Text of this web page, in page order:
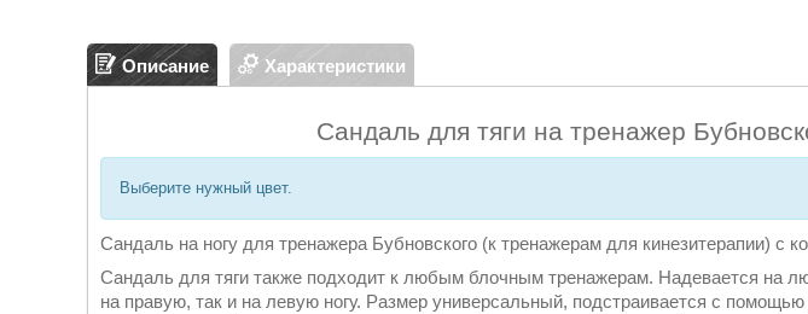
Описание Характеристики
Сандаль для тяги на тренажер
Выберите нужный цвет.
Сандаль на ногу для тренажера Бубновского (к тренажерам для кинезитерапии) с
Сандаль для тяги также подходит к любым блочным тренажерам. Надевается на
на правую, так и на левую ногу. Размер универсальный, подстраивается с помощью